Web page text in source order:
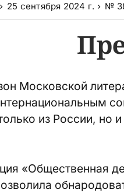
25 сентября 2024 г. №
Московской
из России, но
«Общественная